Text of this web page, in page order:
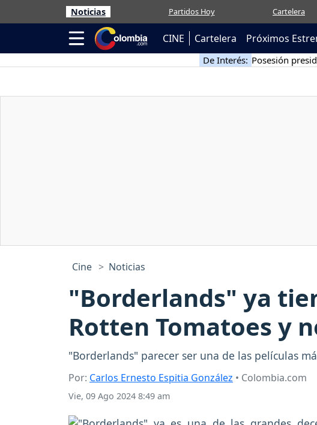
Noticias Partidos Hoy Cartelera
CINE Cartelera Próximos
De Interés: Posesión
Cine Noticias
"Borderlands" ya
Rotten Tomatoes y
"Borderlands" parecer ser una de las películas
Por: Carlos Ernesto Espitia González • Colombia.com
Vie, 09 Ago 2024 8:49 am